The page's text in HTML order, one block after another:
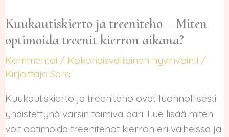
Kuukautiskierto ja treeniteho – Miten
optimoida treenit kierron aikana?
Kommentoi / Kokonaisvaltainen hyvinvointi /
KirjoittajaSara
Kuukautiskierto ja treeniteho ovat luonnollisesti
yhdistettynä varsin toimiva pari. Lue lisää miten
voit optimoida treenitehot kierron eri vaiheissa ja